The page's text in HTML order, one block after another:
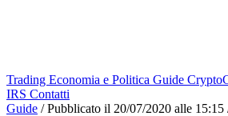
Trading Economia e Politica Guide
IRS Contatti
Guide / Pubblicato il 20/07/2020 alle 15:15